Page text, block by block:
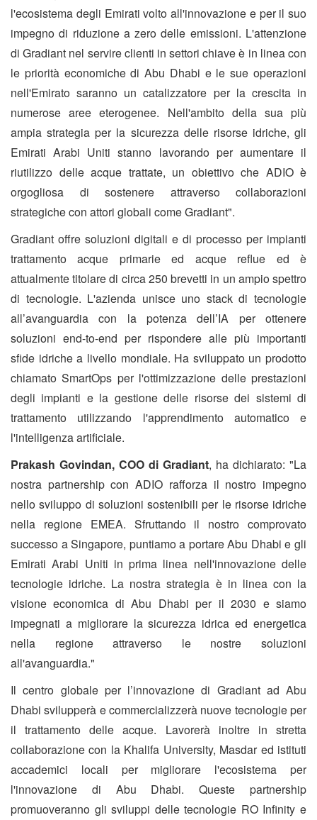
l'ecosistema degli Emirati volto all'innovazione e per il suo
impegno di riduzione a zero delle emissioni. L'attenzione
di Gradiant nel servire clienti in settori chiave è in linea con
le priorità economiche di Abu Dhabi e le sue operazioni
nell'Emirato saranno un catalizzatore per la crescita in
numerose aree eterogenee. Nell'ambito della sua più
ampia strategia per la sicurezza delle risorse idriche, gli
Emirati Arabi Uniti stanno lavorando per aumentare il
riutilizzo delle acque trattate, un obiettivo che ADIO è
orgogliosa di sostenere attraverso collaborazioni
strategiche con attori globali come Gradiant".
Gradiant offre soluzioni digitali e di processo per impianti
trattamento acque primarie ed acque reflue ed è
attualmente titolare di circa 250 brevetti in un ampio spettro
di tecnologie. L'azienda unisce uno stack di tecnologie
all’avanguardia con la potenza dell’IA per ottenere
soluzioni end-to-end per rispondere alle più importanti
sfide idriche a livello mondiale. Ha sviluppato un prodotto
chiamato SmartOps per l'ottimizzazione delle prestazioni
degli impianti e la gestione delle risorse dei sistemi di
trattamento utilizzando l'apprendimento automatico e
l'intelligenza artificiale.
Prakash Govindan, COO di Gradiant, ha dichiarato: "La
nostra partnership con ADIO rafforza il nostro impegno
nello sviluppo di soluzioni sostenibili per le risorse idriche
nella regione EMEA. Sfruttando il nostro comprovato
successo a Singapore, puntiamo a portare Abu Dhabi e gli
Emirati Arabi Uniti in prima linea nell'innovazione delle
tecnologie idriche. La nostra strategia è in linea con la
visione economica di Abu Dhabi per il 2030 e siamo
impegnati a migliorare la sicurezza idrica ed energetica
nella regione attraverso le nostre soluzioni
all'avanguardia."
Il centro globale per l’innovazione di Gradiant ad Abu
Dhabi svilupperà e commercializzerà nuove tecnologie per
il trattamento delle acque. Lavorerà inoltre in stretta
collaborazione con la Khalifa University, Masdar ed istituti
accademici locali per migliorare l'ecosistema per
l'innovazione di Abu Dhabi. Queste partnership
promuoveranno gli sviluppi delle tecnologie RO Infinity e